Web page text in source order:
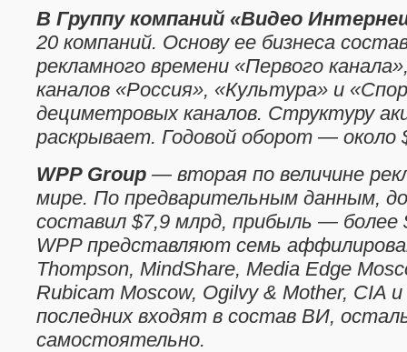
В Группу компаний «Видео
20 компаний. Основу ее бизнеса
рекламного времени «Первого
каналов «Россия», «Культура» и
дециметровых каналов. Структуру
раскрывает. Годовой оборот — около
WPP Group — вторая по величине
мире. По предварительным данным,
составил $7,9 млрд, прибыль — более
WPP представляют семь
Thompson, MindShare, Media Edge
Rubicam Moscow, Ogilvy & Mother, CIA
последних входят в состав ВИ,
самостоятельно.